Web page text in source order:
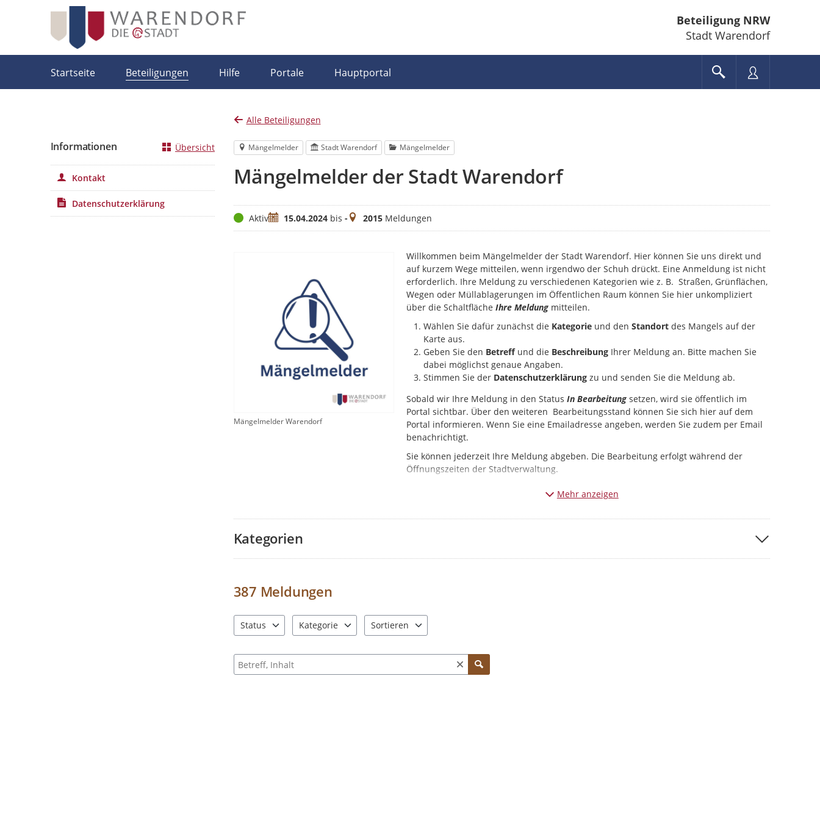
Beteiligung NRW
Stadt Warendorf
Startseite Beteiligungen Hilfe Portale Hauptportal
Alle Beteiligungen
Mängelmelder Stadt Warendorf Mängelmelder
Mängelmelder der Stadt Warendorf
StatusAktivZeitraum
15.04.2024bis -Meldungen
2015Meldungen
Mängelmelder Warendorf
Willkommen beim Mängelmelder der Stadt Warendorf. Hier können Sie uns direkt und
auf kurzem Wege mitteilen, wenn irgendwo der Schuh drückt. Eine Anmeldung ist nicht
erforderlich. Ihre Meldung zu verschiedenen Kategorien wie z. B. Straßen, Grünflächen,
Wegen oder Müllablagerungen im Öffentlichen Raum können Sie hier unkompliziert
über die SchaltflächeIhre Meldung mitteilen.
Wählen Sie dafür zunächst die Kategorie und denStandort des Mangels auf der
Karte aus.
Geben Sie den Betreffund die Beschreibung Ihrer Meldung an. Bitte machen Sie
dabei möglichst genaue Angaben.
Stimmen Sie der Datenschutzerklärung zu und senden Sie die Meldung ab.
Sobald wir Ihre Meldung in den StatusIn Bearbeitung setzen, wird sie öffentlich im
Portal sichtbar. Über den weiteren Bearbeitungsstand können Sie sich hier auf dem
Portal informieren. Wenn Sie eine Emailadresse angeben, werden Sie zudem per Email
benachrichtigt.
Sie können jederzeit Ihre Meldung abgeben. Die Bearbeitung erfolgt während der
Öffnungszeiten der Stadtverwaltung.
Beachten Sie beim Hochladen von Bildern zu Ihrer Meldung, dass keine Personen oder
KFZ-Kennzeichen abgebildet sein dürfen.
Bitte melden Sie nur behebbare Mängel. Allgemeine Beschwerden und Anregungen
Meldungen zu den
Warendorf
In Notfällen und bei akuter Gefahr, kontaktieren Sie bitte den allgemeinen Notruf der Feuerwehr -112 oder
Mehr anzeigen
Kategorien
387 Meldungen
Status
Kategorie
Sortieren
Suche nach Meldungen und Kommentaren
Informationen Übersicht
Kontakt
Datenschutzerklärung